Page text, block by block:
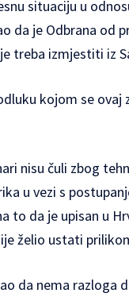
situaciju u
da je Odbrana od
treba izmjestiti iz
kojom se ovaj
nisu čuli zbog
u vezi s
to da je upisan u
želio ustati
da nema razloga